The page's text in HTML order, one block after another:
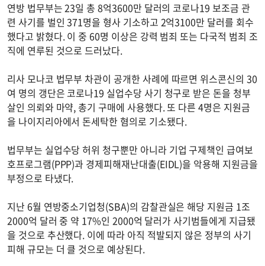
연방 법무부는 23일 총 8억3600만 달러의 코로나19 보조금 관
련 사기를 벌인 371명을 형사 기소하고 2억3100만 달러를 회수
했다고 밝혔다. 이 중 60명 이상은 강력 범죄 또는 다국적 범죄 조
직에 연루된 것으로 드러났다.
리사 모나코 법무부 차관이 공개한 사례에 따르면 위스콘신의 30
여 명의 갱단은 코로나19 실업수당 사기 청구로 받은 돈을 청부
살인 의뢰와 마약, 총기 구매에 사용했다. 또 다른 4명은 지원금
을 나이지리아에서 돈세탁한 혐의로 기소됐다.
법무부는 실업수당 허위 청구뿐만 아니라 기업 구제책인 급여보
호프로그램(PPP)과 경제피해재난대출(EIDL)을 악용해 지원금을
부정으로 타냈다.
지난 6월 연방중소기업청(SBA)의 감찰관실은 해당 지원금 1조
2000억 달러 중 약 17%인 2000억 달러가 사기범들에게 지급됐
을 것으로 추산했다. 이에 따라 아직 적발되지 않은 정부의 사기
피해 규모는 더 클 것으로 예상된다.